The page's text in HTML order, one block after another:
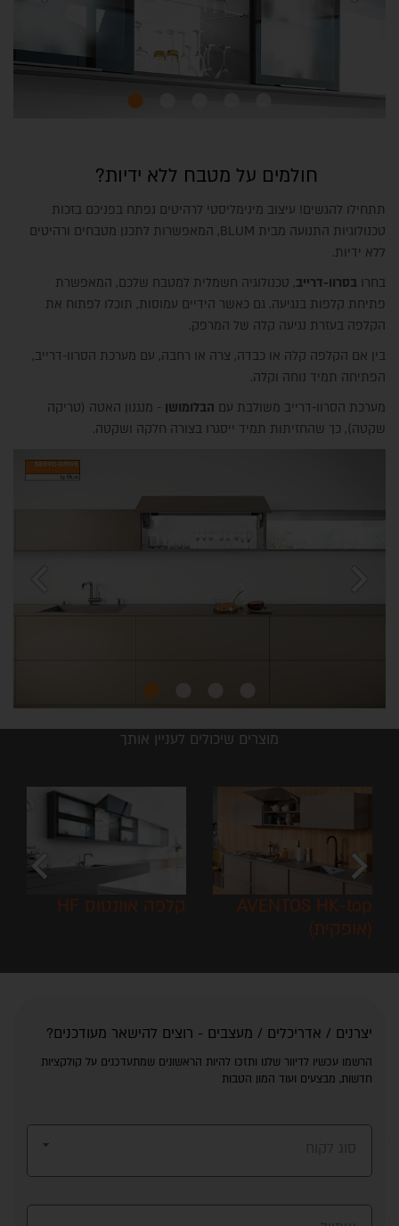
חולמים על מטבח ללא ידיות?
תתחילו להגשים! עיצוב מינימליסטי לרהיטים נפתח בפניכם בזכות
טכנולוגיות התנועה מבית BLUM, המאפשרות לתכנן מטבחים ורהיטים
ללא ידיות.
בחרו בסרוו-דרייב, טכנולוגיה חשמלית למטבח שלכם, המאפשרת
פתיחת קלפות בנגיעה. גם כאשר הידיים עמוסות, תוכלו לפתוח את
הקלפה בעזרת נגיעה קלה של המרפק.
בין אם הקלפה קלה או כבדה, צרה או רחבה, עם מערכת הסרוו-דרייב,
הפתיחה תמיד נוחה וקלה.
מערכת הסרוו-דרייב משולבת עם הבלומושן - מנגנון האטה (טריקה
שקטה), כך שהחזיתות תמיד ייסגרו בצורה חלקה ושקטה.
מוצרים שיכולים לעניין אותך
chevron_left
קלפה אוונטוס HF
AVENTOS HK-top
(אופקית)
chevron_right
יצרנים / אדריכלים / מעצבים - רוצים להישאר מעודכנים?
הרשמו עכשיו לדיוור שלנו ותזכו להיות הראשונים שמתעדכנים על קולקציות
חדשות, מבצעים ועוד המון הטבות